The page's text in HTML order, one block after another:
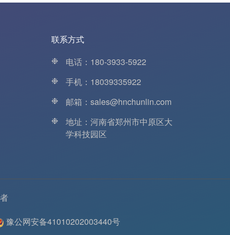
联系方式
❉
电话：180-3933-5922
❉
手机：18039335922
❉
邮箱：sales@hnchunlin.com
❉
地址：河南省郑州市中原区大
学科技园区
豫公网安备41010202003440号